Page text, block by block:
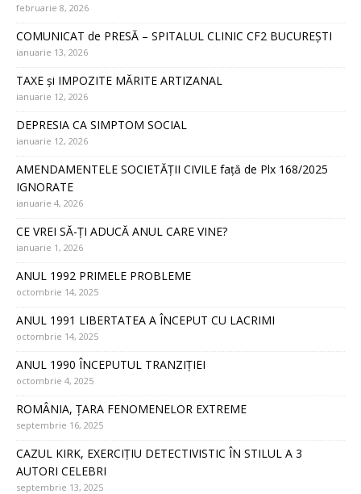
februarie 8, 2026
COMUNICAT de PRESĂ – SPITALUL CLINIC CF2 BUCUREȘTI
ianuarie 13, 2026
TAXE și IMPOZITE MĂRITE ARTIZANAL
ianuarie 12, 2026
DEPRESIA CA SIMPTOM SOCIAL
ianuarie 12, 2026
AMENDAMENTELE SOCIETĂȚII CIVILE față de Plx 168/2025
IGNORATE
ianuarie 4, 2026
CE VREI SĂ-ȚI ADUCĂ ANUL CARE VINE?
ianuarie 1, 2026
ANUL 1992 PRIMELE PROBLEME
octombrie 14, 2025
ANUL 1991 LIBERTATEA A ÎNCEPUT CU LACRIMI
octombrie 14, 2025
ANUL 1990 ÎNCEPUTUL TRANZIȚIEI
octombrie 4, 2025
ROMÂNIA, ȚARA FENOMENELOR EXTREME
septembrie 16, 2025
CAZUL KIRK, EXERCIȚIU DETECTIVISTIC ÎN STILUL A 3
AUTORI CELEBRI
septembrie 13, 2025